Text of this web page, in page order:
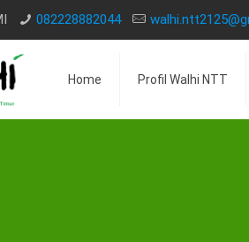
082228882044
Home Profil Walhi NTT